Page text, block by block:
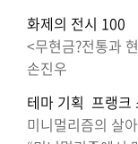
화제의 전시 100
<무현금?전통과
손진우
테마 기획 프랭크
미니멀리즘의 살